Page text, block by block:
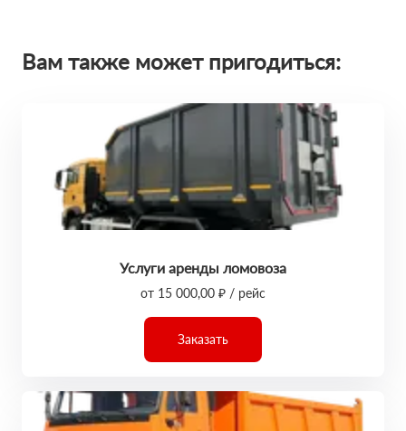
Вам также может пригодиться:
Услуги аренды ломовоза
от 15 000,00 ₽ / рейс
Заказать